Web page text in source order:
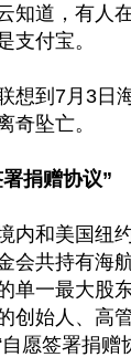
知道，有人
支付宝。
想到7月3日
奇坠亡。
捐赠协议”
内和美国纽
会共持有海
单一最大股
创始人、高
愿签署捐赠